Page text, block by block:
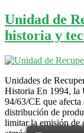
Unidad de
historia y
Unidades de
Historia En 1994, la
94/63/CE que afecta
distribución de
limitar la emisión de